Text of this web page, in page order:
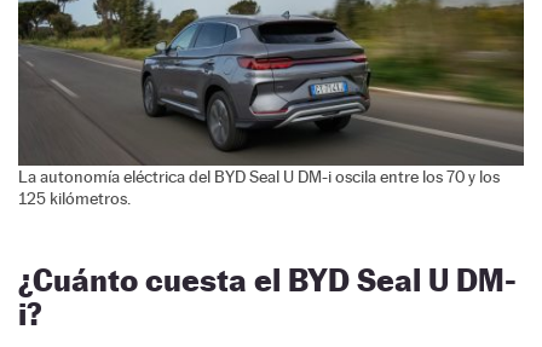
La autonomía eléctrica del BYD Seal U DM-i oscila entre los 70 y los
125 kilómetros.
¿Cuánto cuesta el BYD Seal U DM-
i?